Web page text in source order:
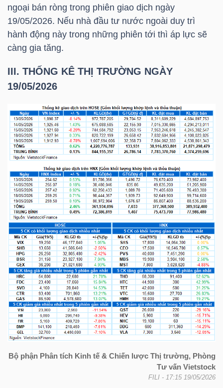
ngoại bán ròng trong phiên giao dịch ngày
19/05/2026. Nếu nhà đầu tư nước ngoài duy trì
hành động này trong những phiên tới thì áp lực sẽ
càng gia tăng.
III. THỐNG KÊ THỊ TRƯỜNG NGÀY
19/05/2026
Bộ phận Phân tích Kinh tế & Chiến lược Thị trường, Phòng
Tư vấn Vietstock
FILI - 17:15 19/05/2026